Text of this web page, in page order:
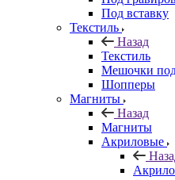
Под вставку
Текстиль
Назад
Текстиль
Мешочки
Шопперы
Магниты
Назад
Магниты
Акриловые